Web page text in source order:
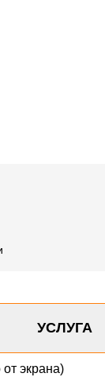
УСЛУГА
экрана)